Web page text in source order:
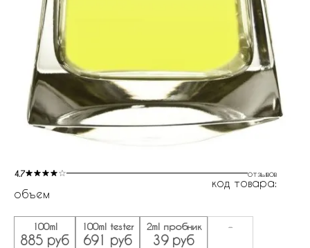
4.7 отзывов
код товара:
объем
100ml
885 руб
100ml tester
691 руб
2ml пробник
39 руб
-